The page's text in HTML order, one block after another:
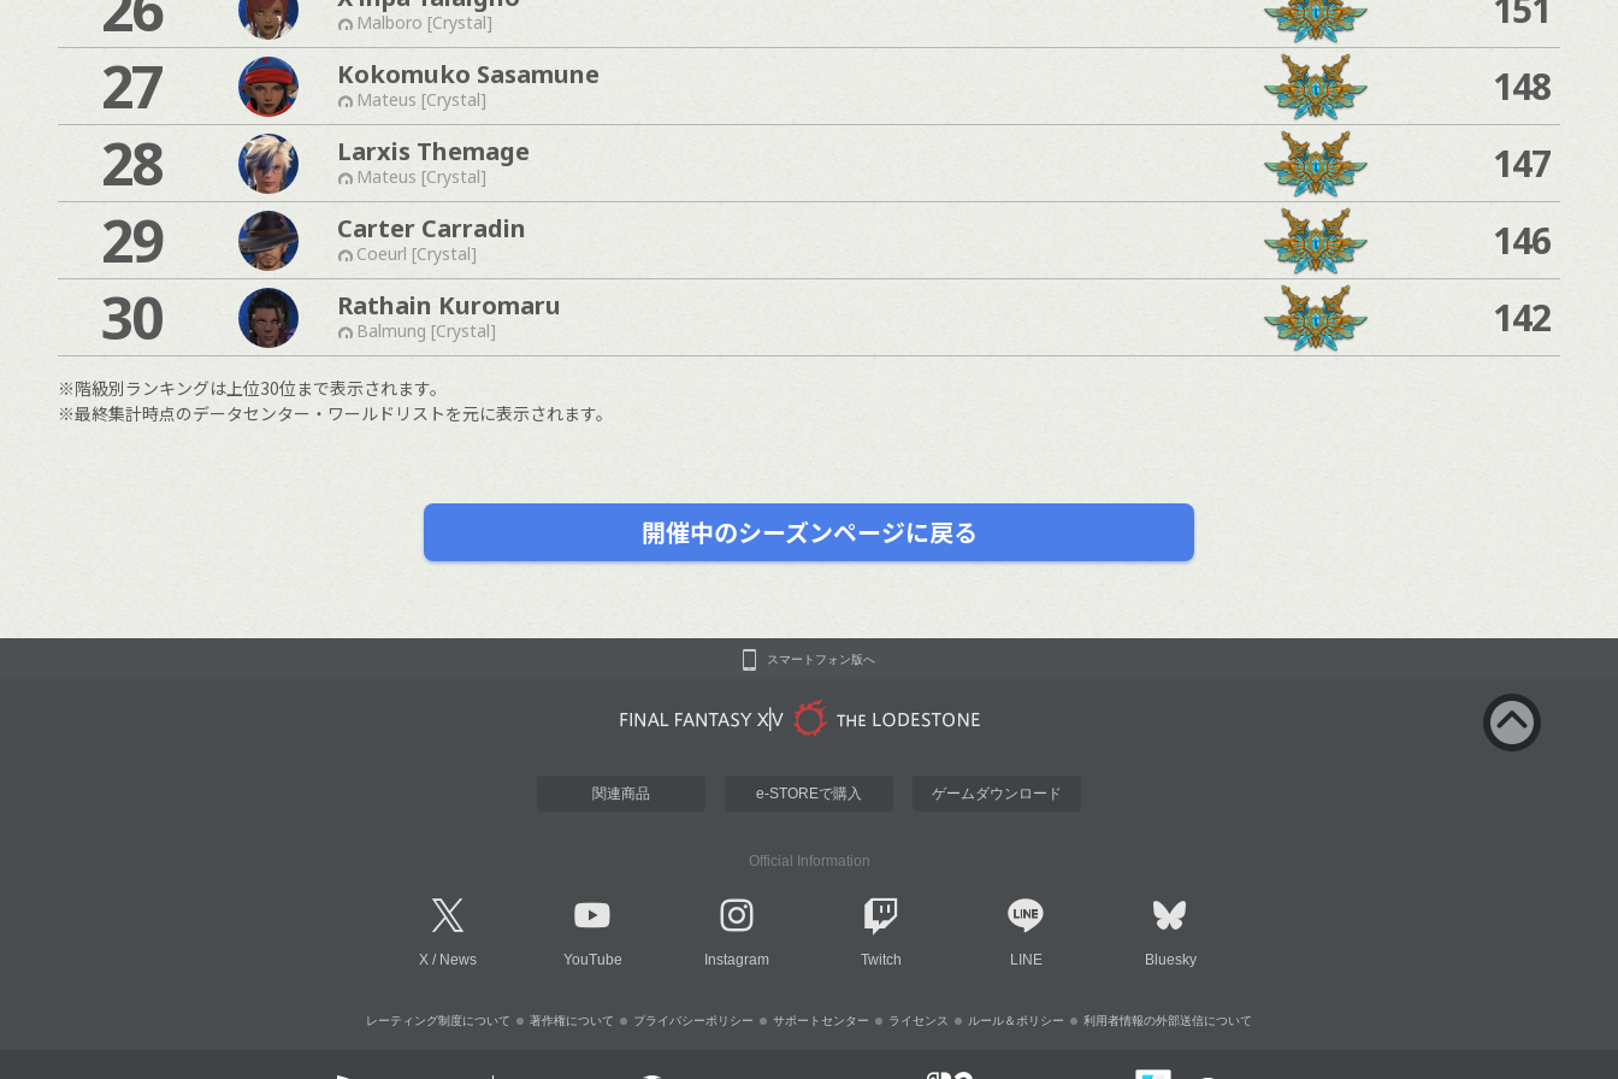
Malboro [Crystal]
27 Kokomuko Sasamune
Mateus [Crystal] 148
28 Larxis Themage
Mateus [Crystal] 147
29 Carter Carradin
Coeurl [Crystal] 146
30 Rathain Kuromaru
Balmung [Crystal] 142
※階級別ランキングは上位30位まで表示されます。
※最終集計時点のデータセンター・ワールドリストを元に表示されます。
開催中のシーズンページに戻る
スマートフォン版へ
関連商品 e-STOREで購入 ゲームダウンロード
Official Information
X / News YouTube Instagram Twitch LINE Bluesky
レーティング制度について 著作権について プライバシーポリシー サポートセンター ライセンス ルール＆ポリシー 利用者情報の外部送信について